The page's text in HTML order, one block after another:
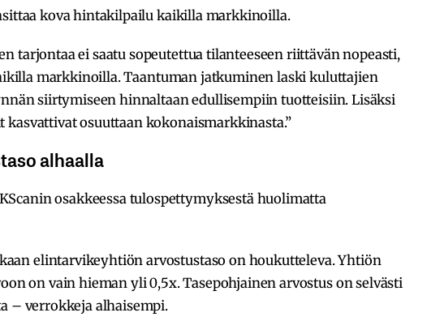
kova hintakilpailu kaikilla markkinoilla.
tarjontaa ei saatu sopeutettua tilanteeseen riittävän nopeasti,
markkinoilla. Taantuman jatkuminen laski kuluttajien
siirtymiseen hinnaltaan edullisempiin tuotteisiin. Lisäksi
osuuttaan kokonaismarkkinasta.”
alhaalla
osakkeessa tulospettymyksestä huolimatta
elintarvikeyhtiön arvostustaso on houkutteleva. Yhtiön
on vain hieman yli 0,5x. Tasepohjainen arvostus on selvästi
– verrokkeja alhaisempi.